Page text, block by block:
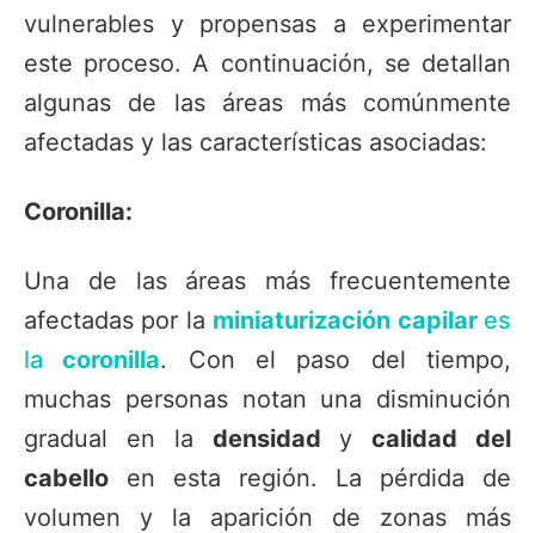
vulnerables y propensas a experimentar
este proceso. A continuación, se detallan
algunas de las áreas más comúnmente
afectadas y las características asociadas:
Coronilla:
Una de las áreas más frecuentemente
afectadas por la miniaturización capilares
lacoronilla. Con el paso del tiempo,
muchas personas notan una disminución
gradual en la densidad ycalidad del
cabello en esta región. La pérdida de
volumen y la aparición de zonas más